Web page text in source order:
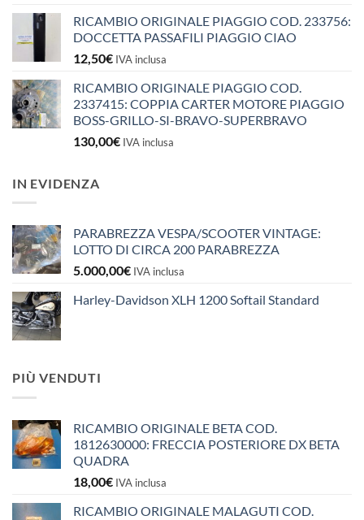
RICAMBIO ORIGINALE PIAGGIO COD. 233756:
DOCCETTA PASSAFILI PIAGGIO CIAO
12,50€ IVA inclusa
RICAMBIO ORIGINALE PIAGGIO COD.
2337415: COPPIA CARTER MOTORE PIAGGIO
BOSS-GRILLO-SI-BRAVO-SUPERBRAVO
130,00€ IVA inclusa
IN EVIDENZA
PARABREZZA VESPA/SCOOTER VINTAGE:
LOTTO DI CIRCA 200 PARABREZZA
5.000,00€ IVA inclusa
Harley-Davidson XLH 1200 Softail Standard
PIÙ VENDUTI
RICAMBIO ORIGINALE BETA COD.
1812630000: FRECCIA POSTERIORE DX BETA
QUADRA
18,00€ IVA inclusa
RICAMBIO ORIGINALE MALAGUTI COD.